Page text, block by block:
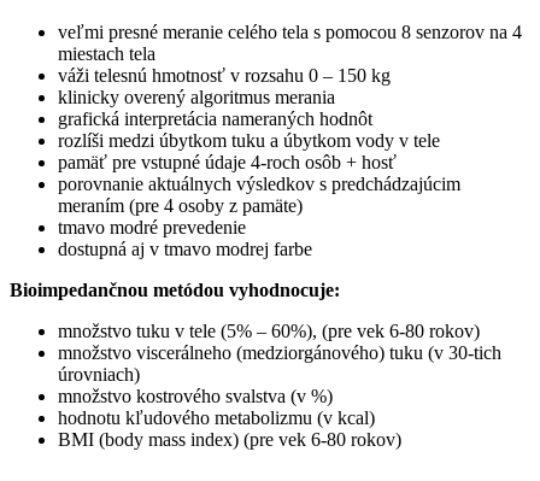
veľmi presné meranie celého tela s pomocou 8 senzorov na 4
miestach tela
váži telesnú hmotnosť v rozsahu 0 – 150 kg
klinicky overený algoritmus merania
grafická interpretácia nameraných hodnôt
rozlíši medzi úbytkom tuku a úbytkom vody v tele
pamäť pre vstupné údaje 4-roch osôb + hosť
porovnanie aktuálnych výsledkov s predchádzajúcim
meraním (pre 4 osoby z pamäte)
tmavo modré prevedenie
dostupná aj v tmavo modrej farbe
Bioimpedančnou metódou vyhodnocuje:
množstvo tuku v tele (5% – 60%), (pre vek 6-80 rokov)
množstvo viscerálneho (medziorgánového) tuku (v 30-tich
úrovniach)
množstvo kostrového svalstva (v %)
hodnotu kľudového metabolizmu (v kcal)
BMI (body mass index) (pre vek 6-80 rokov)